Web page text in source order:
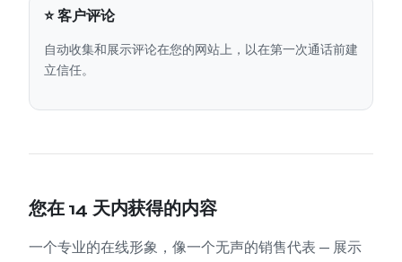
⭐ 客户评论
自动收集和展示评论在您的网站上，以在第一次通话前建
立信任。
您在 14 天内获得的内容
一个专业的在线形象，像一个无声的销售代表 — 展示